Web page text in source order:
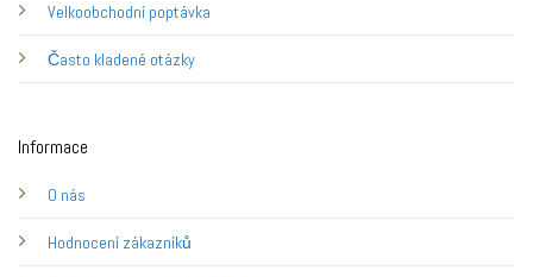
Velkoobchodní poptávka
Často kladené otázky
Informace
O nás
Hodnocení zákazníků